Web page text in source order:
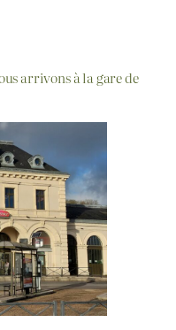
arrivons à la gare de